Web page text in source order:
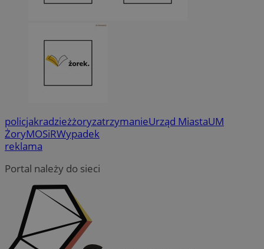
policjakradzieżżoryzatrzymanieUrząd MiastaUM
ŻoryMOSiRWypadek
reklama
Portal należy do sieci